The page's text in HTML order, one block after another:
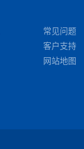
常见问题
客户支持
网站地图